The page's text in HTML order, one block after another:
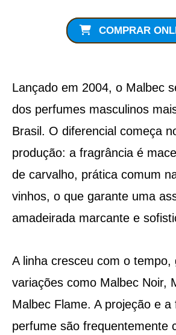
COMPRAR
Lançado em 2004, o Malbec
dos perfumes masculinos
Brasil. O diferencial começa
produção: a fragrância é
de carvalho, prática comum
vinhos, o que garante uma
amadeirada marcante e
A linha cresceu com o tempo,
variações como Malbec Noir,
Malbec Flame. A projeção e a
perfume são frequentemente